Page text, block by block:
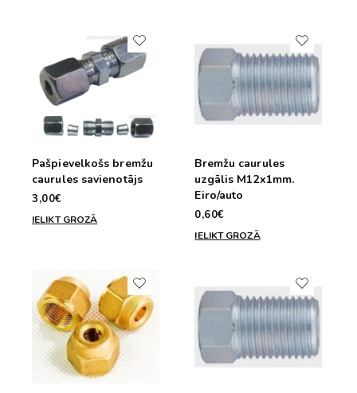
Pašpievelkošs bremžu
caurules savienotājs
3,00€
IELIKT GROZĀ
Bremžu caurules
uzgālis M12x1mm.
Eiro/auto
0,60€
IELIKT GROZĀ